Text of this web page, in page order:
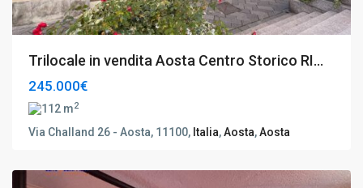
Trilocale in vendita Aosta Centro Storico RI...
245.000€
112 m2
Via Challand 26 - Aosta, 11100, Italia,Aosta,Aosta
Morgex,